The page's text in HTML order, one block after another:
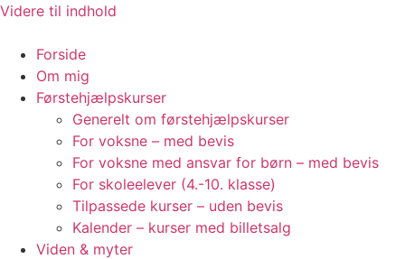
Videre til indhold
Forside
Om mig
Førstehjælpskurser
Generelt om førstehjælpskurser
For voksne – med bevis
For voksne med ansvar for børn – med bevis
For skoleelever (4.-10. klasse)
Tilpassede kurser – uden bevis
Kalender – kurser med billetsalg
Viden & myter